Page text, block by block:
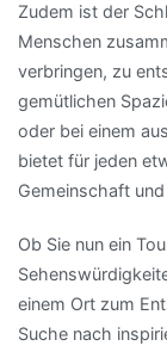
Zudem ist der
Menschen
verbringen, zu
gemütlichen
oder bei einem
bietet für jeden
Gemeinschaft
Ob Sie nun ein
einem Ort zum
Suche nach